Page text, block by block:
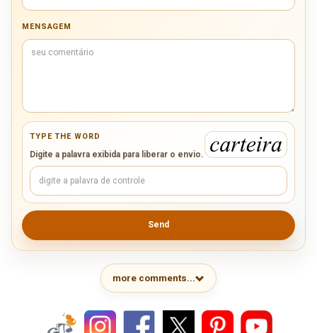
MENSAGEM
TYPE THE WORD
Digite a palavra exibida para liberar o envio.
Send
more comments...